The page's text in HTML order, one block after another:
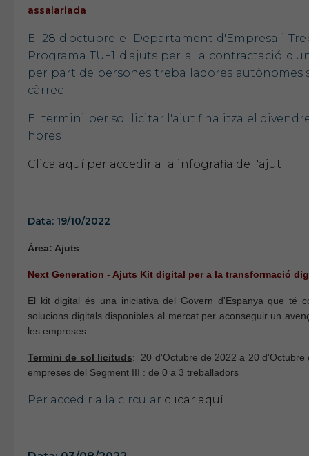
assalariada
El 28 d'octubre el Departament d'Empresa i
Programa TU+1 d'ajuts per a la contractació
per part de persones treballadores autònomes
càrrec
El termini per sol licitar l'ajut finalitza el
hores
Clica aquí per accedir a la infografia de l'ajut
Data: 19/10/2022
Àrea: Ajuts
Next Generation - Ajuts Kit digital per a la transformació
El kit digital és una iniciativa del Govern d'Espanya que té
solucions digitals disponibles al mercat per aconseguir un
les empreses.
Termini de sol licituds: 20 d'Octubre de 2022 a 20 d'Octubre
empreses del Segment III : de 0 a 3 treballadors
Per accedir a la circular clicar aquí